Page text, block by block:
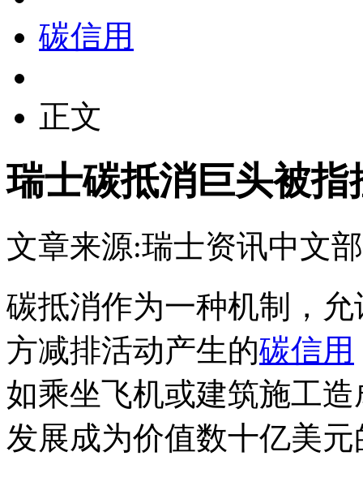
碳信用
正文
瑞士碳抵消巨头被
文章来源:瑞士资讯中文部
碳抵消作为一种机制，
方减排活动产生的碳信用
如乘坐飞机或建筑施工造
发展成为价值数十亿美